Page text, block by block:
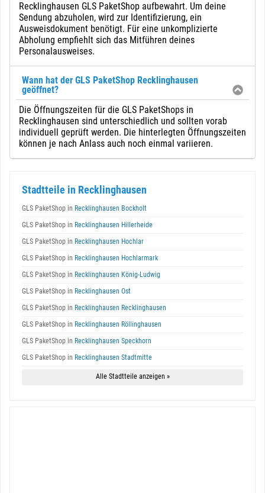
Recklinghausen GLS PaketShop aufbewahrt. Um deine
Sendung abzuholen, wird zur Identifizierung, ein
Ausweisdokument benötigt. Für eine unkomplizierte
Abholung empfiehlt sich das Mitführen deines
Personalausweises.
Wann hat der GLS PaketShop Recklinghausen
geöffnet?
Die Öffnungszeiten für die GLS PaketShops in
Recklinghausen sind unterschiedlich und sollten vorab
individuell geprüft werden. Die hinterlegten Öffnungszeiten
können je nach Anlass auch noch einmal variieren.
Stadtteile in Recklinghausen
GLS PaketShop in Recklinghausen Bockholt
GLS PaketShop in Recklinghausen Hillerheide
GLS PaketShop in Recklinghausen Hochlar
GLS PaketShop in Recklinghausen Hochlarmark
GLS PaketShop in Recklinghausen König-Ludwig
GLS PaketShop in Recklinghausen Ost
GLS PaketShop in Recklinghausen Recklinghausen
GLS PaketShop in Recklinghausen Röllinghausen
GLS PaketShop in Recklinghausen Speckhorn
GLS PaketShop in Recklinghausen Stadtmitte
Alle Stadtteile anzeigen »